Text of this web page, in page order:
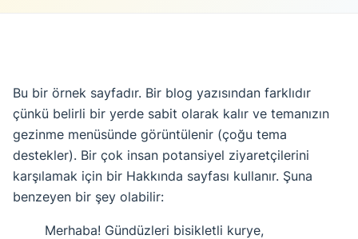
Bu bir örnek sayfadır. Bir blog yazısından farklıdır
çünkü belirli bir yerde sabit olarak kalır ve temanızın
gezinme menüsünde görüntülenir (çoğu tema
destekler). Bir çok insan potansiyel ziyaretçilerini
karşılamak için bir Hakkında sayfası kullanır. Şuna
benzeyen bir şey olabilir:
Merhaba! Gündüzleri bisikletli kurye,